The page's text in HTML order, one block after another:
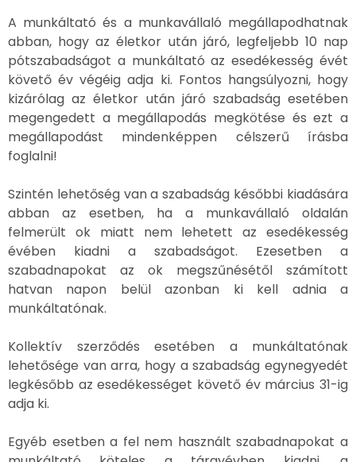
A munkáltató és a munkavállaló megállapodhatnak
abban, hogy az életkor után járó, legfeljebb 10 nap
pótszabadságot a munkáltató az esedékesség évét
követő év végéig adja ki. Fontos hangsúlyozni, hogy
kizárólag az életkor után járó szabadság esetében
megengedett a megállapodás megkötése és ezt a
megállapodást mindenképpen célszerű írásba
foglalni!
Szintén lehetőség van a szabadság későbbi kiadására
abban az esetben, ha a munkavállaló oldalán
felmerült ok miatt nem lehetett az esedékesség
évében kiadni a szabadságot. Ezesetben a
szabadnapokat az ok megszűnésétől számított
hatvan napon belül azonban ki kell adnia a
munkáltatónak.
Kollektív szerződés esetében a munkáltatónak
lehetősége van arra, hogy a szabadság egynegyedét
legkésőbb az esedékességet követő év március 31-ig
adja ki.
Egyéb esetben a fel nem használt szabadnapokat a